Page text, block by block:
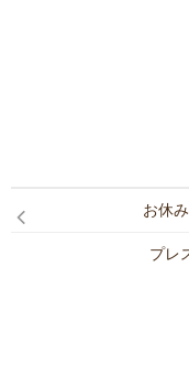
お休
プレ